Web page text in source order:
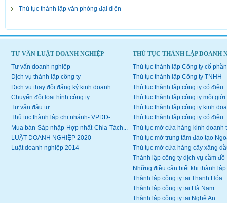
Thủ tục thành lập văn phòng đại diện
TƯ VẤN LUẬT DOANH NGHIỆP
Tư vấn doanh nghiệp
Dịch vụ thành lập công ty
Dịch vụ thay đổi đăng ký kinh doanh
Chuyển đổi loại hình công ty
Tư vấn đầu tư
Thủ tục thành lập chi nhánh- VPĐD-...
Mua bán-Sáp nhập-Hợp nhất-Chia-Tách...
LUẬT DOANH NGHIỆP 2020
Luật doanh nghiệp 2014
THỦ TỤC THÀNH LẬP DOANH
Thủ tục thành lập Công ty cổ phần
Thủ tục thành lập Công ty TNHH
Thủ tục thành lập công ty có
Thủ tục thành lập công ty môi
Thủ tục thành lập công ty kinh
Thủ tục thành lập công ty có
Thủ tục mở cửa hàng kinh doanh
Thủ tục mở trung tâm đào tạo
Thủ tục mở cửa hàng cây xăng
Thành lập công ty dịch vụ cầm đồ
Những điều cần biết khi thành
Thành lập công ty tại Thanh Hóa
Thành lập công ty tại Hà Nam
Thành lập công ty tại Nghệ An